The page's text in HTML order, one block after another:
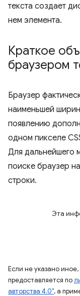
текста создает
нем элемента.
Краткое
браузером
Браузер
наименьшей
появлению
одном пикселе
Для дальнейшего
поиске браузер
строки.
Эта
Если не указано
предоставляется по
авторства 4.0", а